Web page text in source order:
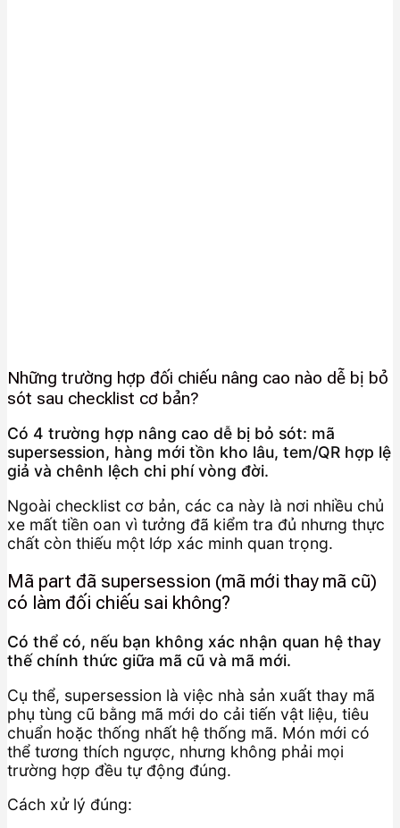
Những trường hợp đối chiếu nâng cao nào dễ bị bỏ
sót sau checklist cơ bản?
Có 4 trường hợp nâng cao dễ bị bỏ sót: mã
supersession, hàng mới tồn kho lâu, tem/QR hợp lệ
giả và chênh lệch chi phí vòng đời.
Ngoài checklist cơ bản, các ca này là nơi nhiều chủ
xe mất tiền oan vì tưởng đã kiểm tra đủ nhưng thực
chất còn thiếu một lớp xác minh quan trọng.
Mã part đã supersession (mã mới thay mã cũ)
có làm đối chiếu sai không?
Có thể có, nếu bạn không xác nhận quan hệ thay
thế chính thức giữa mã cũ và mã mới.
Cụ thể, supersession là việc nhà sản xuất thay mã
phụ tùng cũ bằng mã mới do cải tiến vật liệu, tiêu
chuẩn hoặc thống nhất hệ thống mã. Món mới có
thể tương thích ngược, nhưng không phải mọi
trường hợp đều tự động đúng.
Cách xử lý đúng: